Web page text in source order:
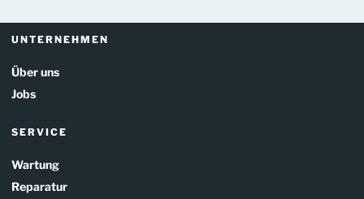
UNTERNEHMEN
Über uns
Jobs
SERVICE
Wartung
Reparatur